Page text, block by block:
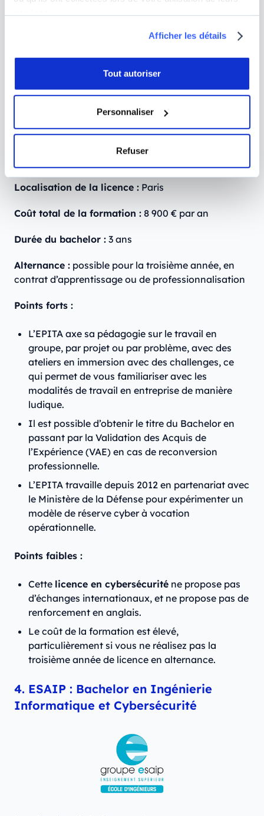
Afficher les détails
Tout autoriser
Personnaliser
Refuser
3. EPITA : Bachelor en Cybersécurité en
Localisation de la licence : Paris
Coût total de la formation : 8 900 € par an
Durée du bachelor : 3 ans
Alternance : ‍possible pour la troisième année, en
contrat d’apprentissage ou de professionnalisation
Points forts :
L’EPITA axe sa pédagogie sur le travail en
groupe, par projet ou par problème, avec des
ateliers en immersion avec des challenges, ce
qui permet de vous familiariser avec les
modalités de travail en entreprise de manière
ludique.
Il est possible d’obtenir le titre du Bachelor en
passant par la Validation des Acquis de
l’Expérience (VAE) en cas de reconversion
professionnelle.
L’EPITA travaille depuis 2012 en partenariat avec
le Ministère de la Défense pour expérimenter un
modèle de réserve cyber à vocation
opérationnelle.
Points faibles :
Cette licence en cybersécurité ne propose pas
d’échanges internationaux, et ne propose pas de
renforcement en anglais.
Le coût de la formation est élevé,
particulièrement si vous ne réalisez pas la
troisième année de licence en alternance.
4. ESAIP : Bachelor en Ingénierie
Informatique et Cybersécurité